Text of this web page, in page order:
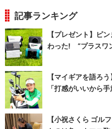
記事ランキング
【プレゼント】ピ
わった! “プラスワ
【マイギアを語ろ
「打感がいいから
【小祝さくら ゴ